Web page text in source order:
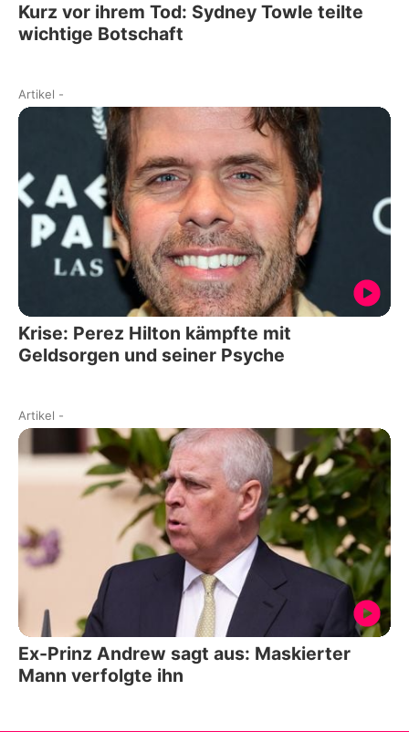
Kurz vor ihrem Tod: Sydney Towle teilte
wichtige Botschaft
Artikel -
Krise: Perez Hilton kämpfte mit
Geldsorgen und seiner Psyche
Artikel -
Ex-Prinz Andrew sagt aus: Maskierter
Mann verfolgte ihn